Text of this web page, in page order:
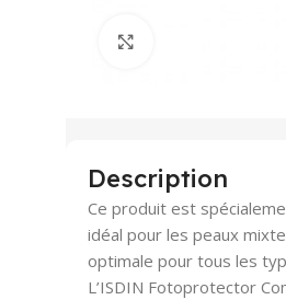
Description
Ce produit est
idéal pour les peaux
optimale pour tous les
L’ISDIN Fotoprotector